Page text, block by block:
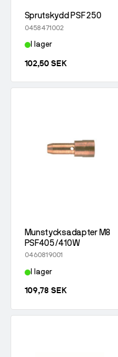
Sprutskydd PSF 250
0458471002
I lager
102,50 SEK
Munstycksadapter M8
PSF405/410W
0460819001
I lager
109,78 SEK